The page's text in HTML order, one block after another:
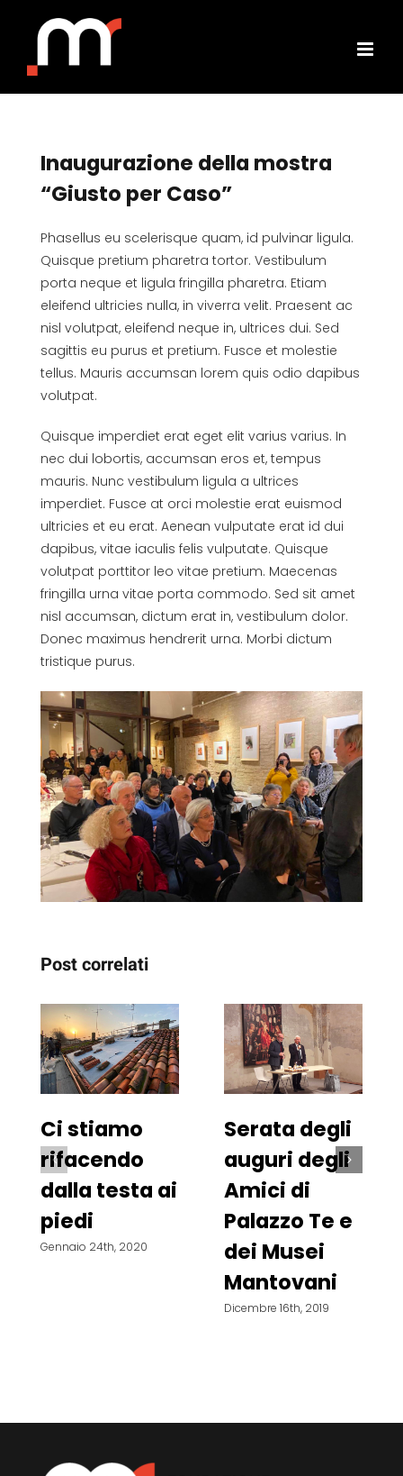
Inaugurazione della mostra
“Giusto per Caso”
Phasellus eu scelerisque quam, id pulvinar ligula.
Quisque pretium pharetra tortor. Vestibulum
porta neque et ligula fringilla pharetra. Etiam
eleifend ultricies nulla, in viverra velit. Praesent ac
nisl volutpat, eleifend neque in, ultrices dui. Sed
sagittis eu purus et pretium. Fusce et molestie
tellus. Mauris accumsan lorem quis odio dapibus
volutpat.
Quisque imperdiet erat eget elit varius varius. In
nec dui lobortis, accumsan eros et, tempus
mauris. Nunc vestibulum ligula a ultrices
imperdiet. Fusce at orci molestie erat euismod
ultricies et eu erat. Aenean vulputate erat id dui
dapibus, vitae iaculis felis vulputate. Quisque
volutpat porttitor leo vitae pretium. Maecenas
fringilla urna vitae porta commodo. Sed sit amet
nisl accumsan, dictum erat in, vestibulum dolor.
Donec maximus hendrerit urna. Morbi dictum
tristique purus.
Post correlati
Ci stiamo
rifacendo
dalla testa ai
piedi
Gennaio 24th, 2020
Serata degli
auguri degli
Amici di
Palazzo Te e
dei Musei
Mantovani
Dicembre 16th, 2019